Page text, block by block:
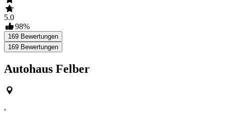
5.0
98%
169 Bewertungen
169 Bewertungen
Autohaus Felber
,